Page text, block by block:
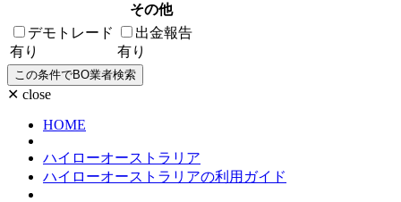
その他
デモトレード
有り
出金報告
有り
✕ close
HOME
ハイローオーストラリア
ハイローオーストラリアの利用ガイド